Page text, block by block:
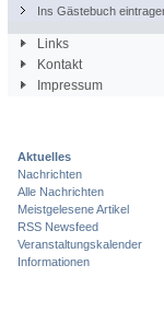
Ins Gästebuch
Links
Kontakt
Impressum
Aktuelles
Nachrichten
Alle Nachrichten
Meistgelesene Artikel
RSS Newsfeed
Veranstaltungskalender
Informationen